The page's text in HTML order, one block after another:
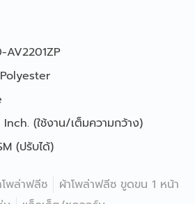
AV2201ZP
(ใช้งาน/เต็มความกว้าง)
(ปรับได้)
โพล่าฟลีซ
ผ้าโพล่าฟลีซ ขูดขน 1 หน้า